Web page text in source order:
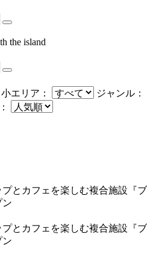
the island
小エリア：
ジャンル：
とカフェを楽しむ複合施設『ブ
ン
とカフェを楽しむ複合施設『ブ
ン